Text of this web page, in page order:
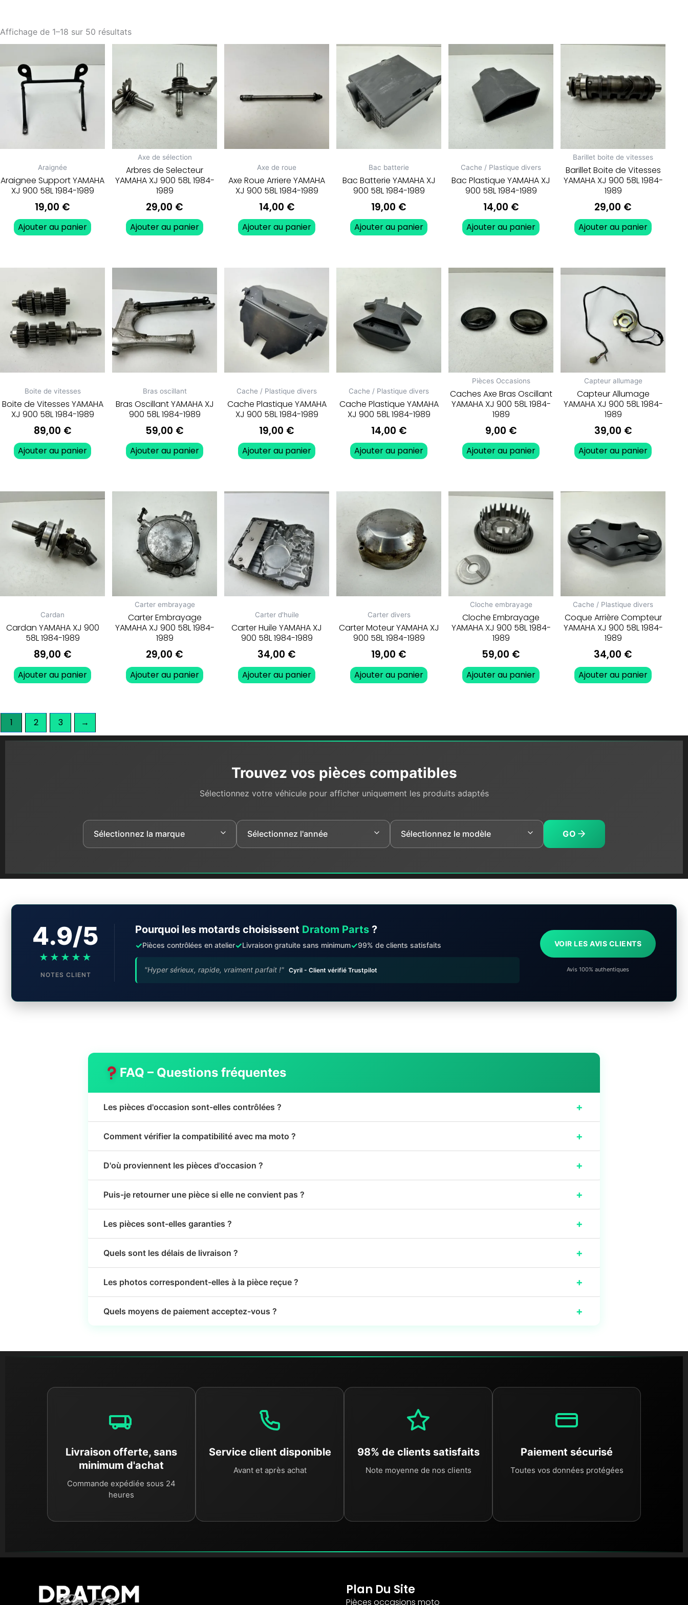
Affichage de 1–18 sur 50 résultats
Araignée
Araignee Support YAMAHA
XJ 900 58L 1984-1989
19,00 €
Ajouter au panier
Axe de sélection
Arbres de Selecteur
YAMAHA XJ 900 58L 1984-
1989
29,00 €
Ajouter au panier
Axe de roue
Axe Roue Arriere YAMAHA
XJ 900 58L 1984-1989
14,00 €
Ajouter au panier
Bac batterie
Bac Batterie YAMAHA XJ
900 58L 1984-1989
19,00 €
Ajouter au panier
Cache / Plastique divers
Bac Plastique YAMAHA XJ
900 58L 1984-1989
14,00 €
Ajouter au panier
Barillet boite de vitesses
Barillet Boite de Vitesses
YAMAHA XJ 900 58L 1984-
1989
29,00 €
Ajouter au panier
Boite de vitesses
Boite de Vitesses YAMAHA
XJ 900 58L 1984-1989
89,00 €
Ajouter au panier
Bras oscillant
Bras Oscillant YAMAHA XJ
900 58L 1984-1989
59,00 €
Ajouter au panier
Cache / Plastique divers
Cache Plastique YAMAHA
XJ 900 58L 1984-1989
19,00 €
Ajouter au panier
Cache / Plastique divers
Cache Plastique YAMAHA
XJ 900 58L 1984-1989
14,00 €
Ajouter au panier
Pièces Occasions
Caches Axe Bras Oscillant
YAMAHA XJ 900 58L 1984-
1989
9,00 €
Ajouter au panier
Capteur allumage
Capteur Allumage
YAMAHA XJ 900 58L 1984-
1989
39,00 €
Ajouter au panier
Cardan
Cardan YAMAHA XJ 900
58L 1984-1989
89,00 €
Ajouter au panier
Carter embrayage
Carter Embrayage
YAMAHA XJ 900 58L 1984-
1989
29,00 €
Ajouter au panier
Carter d'huile
Carter Huile YAMAHA XJ
900 58L 1984-1989
34,00 €
Ajouter au panier
Carter divers
Carter Moteur YAMAHA XJ
900 58L 1984-1989
19,00 €
Ajouter au panier
Cloche embrayage
Cloche Embrayage
YAMAHA XJ 900 58L 1984-
1989
59,00 €
Ajouter au panier
Cache / Plastique divers
Coque Arrière Compteur
YAMAHA XJ 900 58L 1984-
1989
34,00 €
Ajouter au panier
1 2 3 →
Trouvez vos pièces compatibles
Sélectionnez votre véhicule pour afficher uniquement les produits adaptés
GO
4.9/5
★★★★★
NOTES CLIENT
Pourquoi les motards choisissent Dratom Parts ?
✓Pièces contrôlées en atelier✓Livraison gratuite sans minimum✓99% de clients satisfaits
"Hyper sérieux, rapide, vraiment parfait !" Cyril - Client vérifié Trustpilot
VOIR LES AVIS CLIENTS
Avis 100% authentiques
FAQ – Questions fréquentes
Les pièces d'occasion sont-elles contrôlées ? +
Comment vérifier la compatibilité avec ma moto ? +
D'où proviennent les pièces d'occasion ? +
Puis-je retourner une pièce si elle ne convient pas ? +
Les pièces sont-elles garanties ? +
Quels sont les délais de livraison ? +
Les photos correspondent-elles à la pièce reçue ? +
Quels moyens de paiement acceptez-vous ? +
Livraison offerte, sans
minimum d'achat
Commande expédiée sous 24
heures
Service client disponible
Avant et après achat
98% de clients satisfaits
Note moyenne de nos clients
Paiement sécurisé
Toutes vos données protégées
Plan Du Site
Pièces occasions moto